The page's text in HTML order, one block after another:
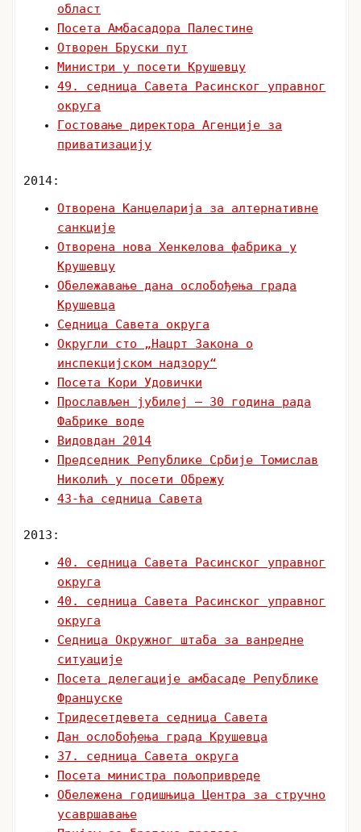
област
Посета Амбасадора Палестине
Отворен Бруски пут
Министри у посети Крушевцу
49. седница Савета Расинског управног
округа
Гостовање директора Агенције за
приватизацију
2014:
Отворена Канцеларија за алтернативне
санкције
Отворена нова Хенкелова фабрика у
Крушевцу
Обележавање дана ослобођења града
Крушевца
Седница Савета округа
Округли сто „Нацрт Закона о
инспекцијском надзору“
Посета Кори Удовички
Прослављен јубилеј – 30 година рада
Фабрике воде
Видовдан 2014
Председник Републике Србије Томислав
Николић у посети Обрежу
43-ћа седница Савета
2013:
40. седница Савета Расинског управног
округа
40. седница Савета Расинског управног
округа
Седница Окружног штаба за ванредне
ситуације
Посета делегације амбасаде Републике
Француске
Тридесетдевета седница Савета
Дан ослобођења града Крушевца
37. седница Савета округа
Посета министра пољопривреде
Обележена годишњица Центра за стручно
усавршавање